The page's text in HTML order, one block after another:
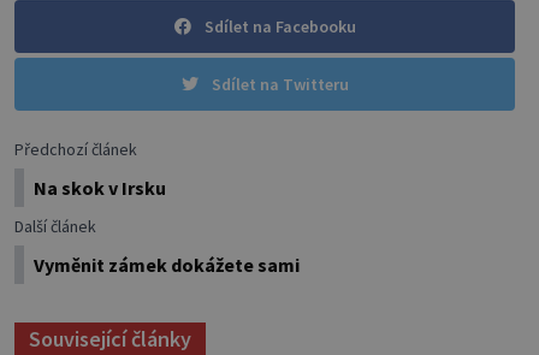
Sdílet na Facebooku
Sdílet na Twitteru
Předchozí článek
Na skok v Irsku
Další článek
Vyměnit zámek dokážete sami
Související články